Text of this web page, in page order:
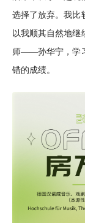
选择了放弃。我比
以我顺其自然地继
师——孙华宁，学
错的成绩。